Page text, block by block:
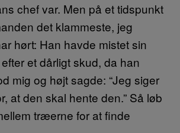
chef var. Men på et tidspunkt
det klammeste, jeg
hørt: Han havde mistet sin
et dårligt skud, da han
mig og højt sagde: “Jeg siger
at den skal hente den.” Så løb
træerne for at finde